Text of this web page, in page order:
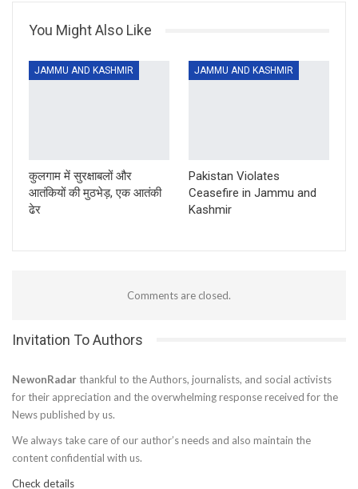
You Might Also Like
JAMMU AND KASHMIR
कुलगाम में सुरक्षाबलों और
आतंकियों की मुठभेड़, एक आतंकी
ढेर
JAMMU AND KASHMIR
Pakistan Violates
Ceasefire in Jammu and
Kashmir
Comments are closed.
Invitation To Authors
NewonRadar thankful to the Authors, journalists, and social activists
for their appreciation and the overwhelming response received for the
News published by us.
We always take care of our author’s needs and also maintain the
content confidential with us.
Check details